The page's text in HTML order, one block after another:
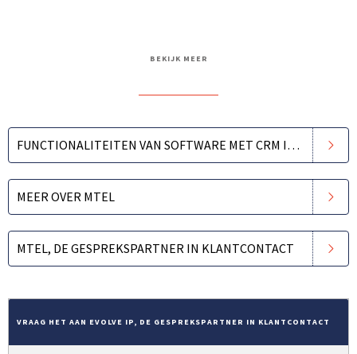
BEKIJK MEER
FUNCTIONALITEITEN VAN SOFTWARE MET CRM INTEGRATIE
MEER OVER MTEL
MTEL, DE GESPREKSPARTNER IN KLANTCONTACT
VRAAG HET AAN EVOLVE IP, DE GESPREKSPARTNER IN KLANTCONTACT